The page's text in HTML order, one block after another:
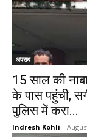
अपराध
15 साल की
के पास पहुंची,
पुलिस में करा...
Indresh Kohli -